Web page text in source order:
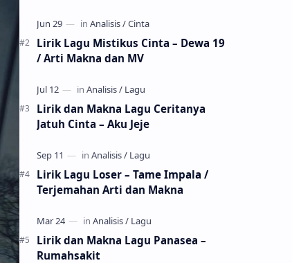
tak selalu bisa dimiliki. Mengangkat
kisah du…
Lirik Lagu Mistikus Cinta – Dewa 19
/ Arti Makna dan MV
Lirik dan Makna Lagu Ceritanya
Jatuh Cinta – Aku Jeje
Lirik Lagu Loser – Tame Impala /
Terjemahan Arti dan Makna
Lirik dan Makna Lagu Panasea –
Rumahsakit